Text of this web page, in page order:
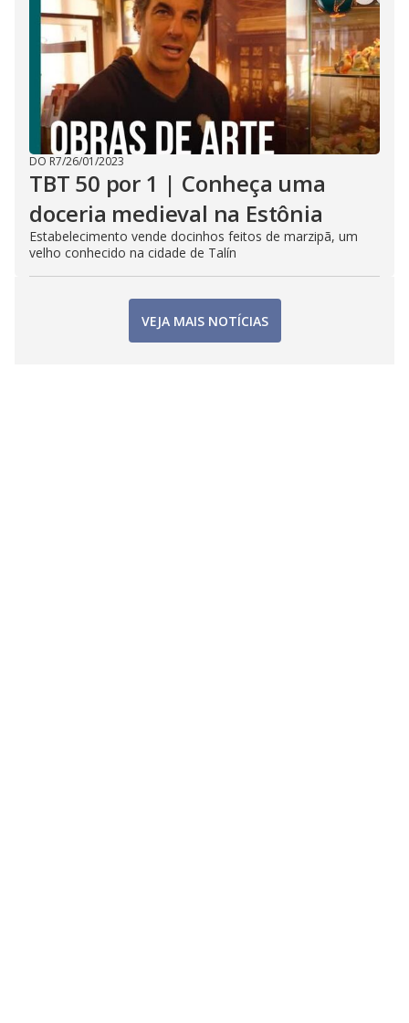
DO R7/26/01/2023
TBT 50 por 1 | Conheça uma
doceria medieval na Estônia
Estabelecimento vende docinhos feitos de marzipã, um
velho conhecido na cidade de Talín
VEJA MAIS NOTÍCIAS